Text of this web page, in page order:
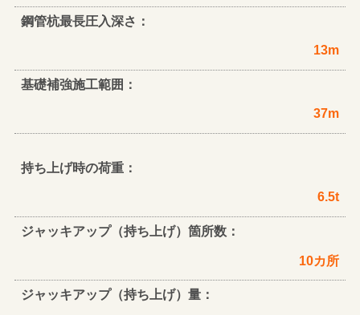
鋼管杭最長圧入深さ：
13m
基礎補強施工範囲：
37m
持ち上げ時の荷重：
6.5t
ジャッキアップ（持ち上げ）箇所数：
10カ所
ジャッキアップ（持ち上げ）量：